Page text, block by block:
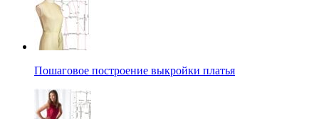
Пошаговое построение выкройки платья